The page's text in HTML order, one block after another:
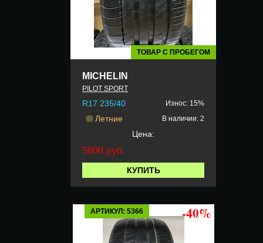
ТОВАР С ПРОБЕГОМ
MICHELIN
PILOT SPORT
R17 235/40 Износ: 15%
Летние В наличии: 2
Цена:
5000 руб.
КУПИТЬ
АРТИКУЛ: 5366 -40%